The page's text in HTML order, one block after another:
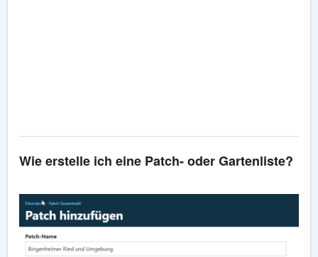
Wie erstelle ich eine Patch- oder Gartenliste?